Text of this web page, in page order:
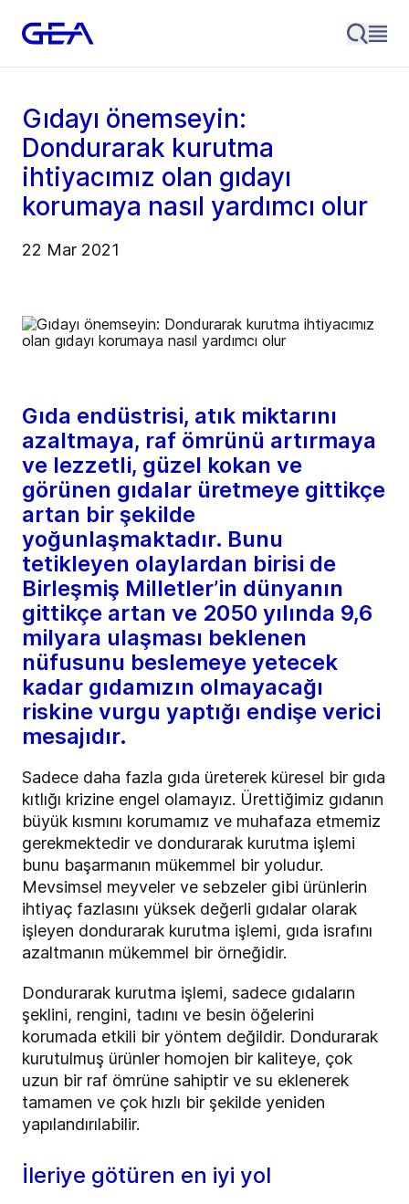
Gıdayı önemseyin:
Dondurarak kurutma
ihtiyacımız olan gıdayı
korumaya nasıl yardımcı olur
22 Mar 2021
Gıda endüstrisi, atık miktarını
azaltmaya, raf ömrünü artırmaya
ve lezzetli, güzel kokan ve
görünen gıdalar üretmeye gittikçe
artan bir şekilde
yoğunlaşmaktadır. Bunu
tetikleyen olaylardan birisi de
Birleşmiş Milletler’in dünyanın
gittikçe artan ve 2050 yılında 9,6
milyara ulaşması beklenen
nüfusunu beslemeye yetecek
kadar gıdamızın olmayacağı
riskine vurgu yaptığı endişe verici
mesajıdır.
Sadece daha fazla gıda üreterek küresel bir gıda
kıtlığı krizine engel olamayız. Ürettiğimiz gıdanın
büyük kısmını korumamız ve muhafaza etmemiz
gerekmektedir ve dondurarak kurutma işlemi
bunu başarmanın mükemmel bir yoludur.
Mevsimsel meyveler ve sebzeler gibi ürünlerin
ihtiyaç fazlasını yüksek değerli gıdalar olarak
işleyen dondurarak kurutma işlemi, gıda israfını
azaltmanın mükemmel bir örneğidir.
Dondurarak kurutma işlemi, sadece gıdaların
şeklini, rengini, tadını ve besin öğelerini
korumada etkili bir yöntem değildir. Dondurarak
kurutulmuş ürünler homojen bir kaliteye, çok
uzun bir raf ömrüne sahiptir ve su eklenerek
tamamen ve çok hızlı bir şekilde yeniden
yapılandırılabilir.
İleriye götüren en iyi yol